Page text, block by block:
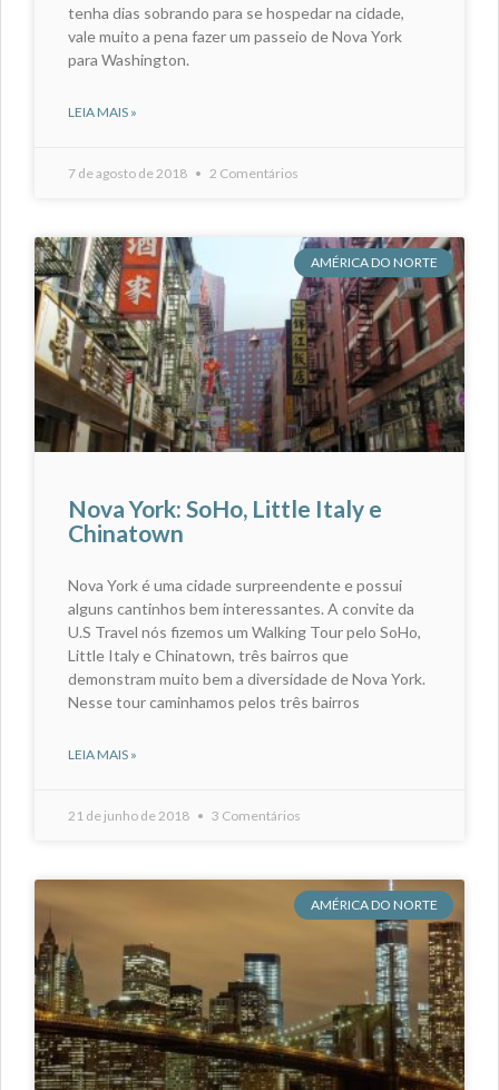
tenha dias sobrando para se hospedar na cidade,
vale muito a pena fazer um passeio de Nova York
para Washington.
LEIA MAIS »
7 de agosto de 2018 2 Comentários
AMÉRICA DO NORTE
Nova York: SoHo, Little Italy e
Chinatown
Nova York é uma cidade surpreendente e possui
alguns cantinhos bem interessantes. A convite da
U.S Travel nós fizemos um Walking Tour pelo SoHo,
Little Italy e Chinatown, três bairros que
demonstram muito bem a diversidade de Nova York.
Nesse tour caminhamos pelos três bairros
LEIA MAIS »
21 de junho de 2018 3 Comentários
AMÉRICA DO NORTE